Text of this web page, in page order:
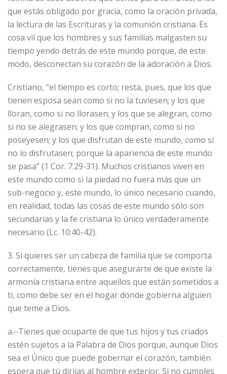
que estás obligado por gracia, como la oración privada,
la lectura de las Escrituras y la comunión cristiana. Es
cosa vil que los hombres y sus familias malgasten su
tiempo yendo detrás de este mundo porque, de este
modo, desconectan su corazón de la adoración a Dios.
Cristiano, “el tiempo es corto; resta, pues, que los que
tienen esposa sean como si no la tuviesen; y los que
lloran, como si no llorasen; y los que se alegran, como
si no se alegrasen; y los que compran, como si no
poseyesen; y los que disfrutan de este mundo, como si
no lo disfrutasen; porque la apariencia de este mundo
se pasa” (1 Cor. 7:29-31). Muchos cristianos viven en
este mundo como si la piedad no fuera más que un
sub-negocio y, este mundo, lo único necesario cuando,
en realidad, todas las cosas de este mundo sólo son
secundarias y la fe cristiana lo único verdaderamente
necesario (Lc. 10:40-42).
3. Si quieres ser un cabeza de familia que se comporta
correctamente, tienes que asegurarte de que existe la
armonía cristiana entre aquellos que están sometidos a
ti, como debe ser en el hogar donde gobierna alguien
que teme a Dios.
a.–Tienes que ocuparte de que tus hijos y tus criados
estén sujetos a la Palabra de Dios porque, aunque Dios
sea el Único que puede gobernar el corazón, también
espera que tú dirijas al hombre exterior. Si no cumples